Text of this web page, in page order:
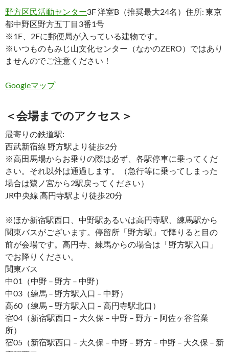
野方区民活動センター3F 洋室B（推奨最大24名）住所: 東京
都中野区野方五丁目3番1号
※1F、2Fに郵便局が入っている建物です。
※いつものもみじ山文化センター（なかのZERO）ではあり
ませんのでご注意ください！
Googleマップ
＜会場までのアクセス＞
最寄りの鉄道駅:
西武新宿線 野方駅より徒歩2分
※高田馬場からお乗りの際は必ず、各駅停車に乗ってくだ
さい。それ以外は通過します。（急行等に乗ってしまった
場合は鷺ノ宮から2駅戻ってください）
JR中央線 高円寺駅より徒歩20分
※ほか新宿駅西口、中野駅あるいは高円寺駅、練馬駅から
関東バスがございます。停留所「野方駅」で降りると目の
前が会場です。高円寺、練馬からの場合は「野方駅入口」
でお降りください。
関東バス
中01（中野 – 野方 – 中野）
中03（練馬 – 野方駅入口 – 中野）
高60（練馬 – 野方駅入口 – 高円寺駅北口）
宿04（新宿駅西口 – 大久保 – 中野 – 野方 – 阿佐ヶ谷営業
所）
宿05（新宿駅西口 – 大久保 – 中野 – 野方 – 中野 – 大久保 – 新